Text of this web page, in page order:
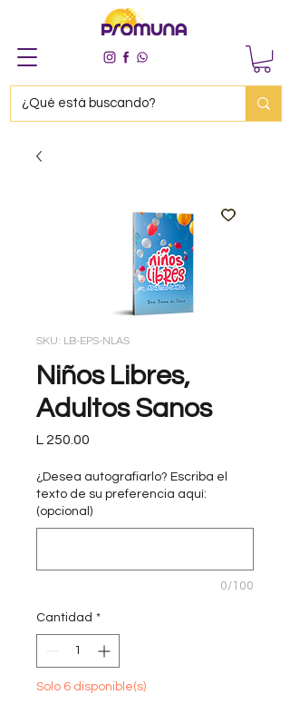
SKU: LB-EPS-NLAS
Niños Libres,
Adultos Sanos
L 250.00
¿Desea autografiarlo? Escriba el
texto de su preferencia aquí:
(opcional)
0/100
Cantidad *
Solo 6 disponible(s)